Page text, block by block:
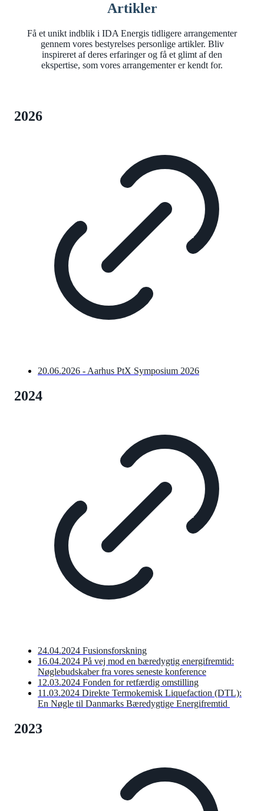
Artikler
Få et unikt indblik i IDA Energis tidligere arrangementer
gennem vores bestyrelses personlige artikler. Bliv
inspireret af deres erfaringer og få et glimt af den
ekspertise, som vores arrangementer er kendt for.
2026
20.06.2026 - Aarhus PtX Symposium 2026
2024
24.04.2024 Fusionsforskning
16.04.2024 På vej mod en bæredygtig energifremtid:
Nøglebudskaber fra vores seneste konference
12.03.2024 Fonden for retfærdig omstilling
11.03.2024 Direkte Termokemisk Liquefaction (DTL):
En Nøgle til Danmarks Bæredygtige Energifremtid
2023